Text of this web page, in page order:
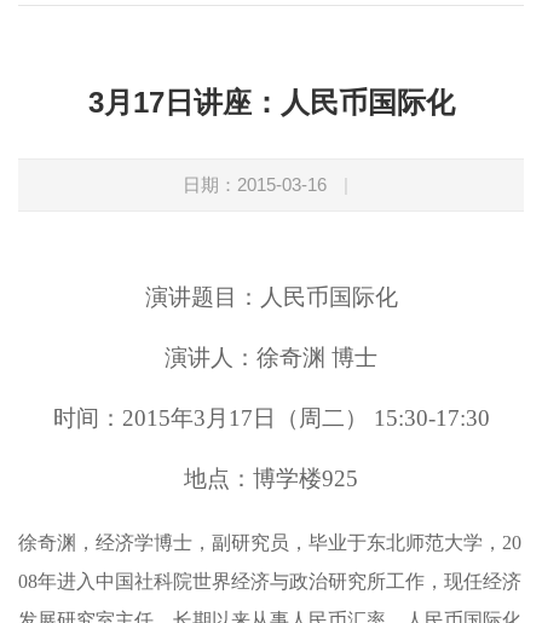
3月17日讲座：人民币国际化
日期：2015-03-16 |
演讲题目： 人民币国际化
演讲人：徐奇渊 博士
时间：2015年3月17日（周二） 15:30-17:30
地点：博学楼925
徐奇渊，经济学博士，副研究员，毕业于东北师范大学，20
08年进入中国社科院世界经济与政治研究所工作，现任经济